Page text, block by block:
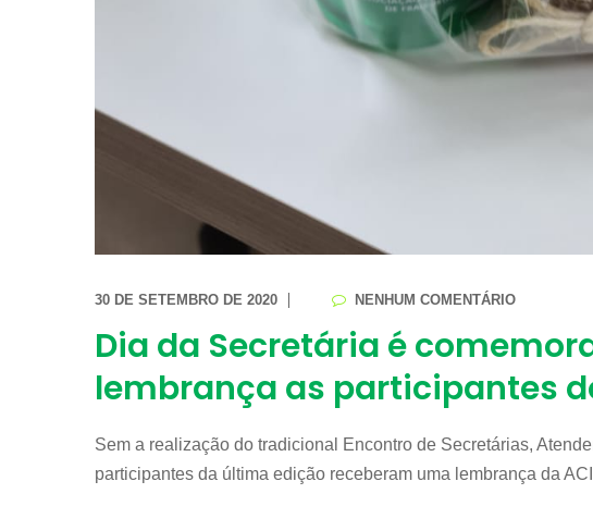
30 DE SETEMBRO DE 2020 NENHUM COMENTÁRIO
Dia da Secretária é
lembrança as participantes
Sem a realização do tradicional Encontro de Secretárias,
participantes da última edição receberam uma lembrança da